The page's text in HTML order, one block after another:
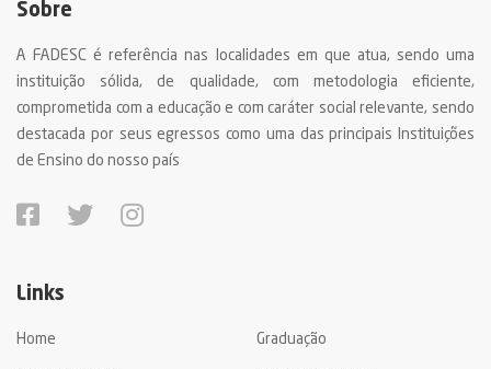
Sobre
A FADESC é referência nas localidades em que atua, sendo uma
instituição sólida, de qualidade, com metodologia eficiente,
comprometida com a educação e com caráter social relevante, sendo
destacada por seus egressos como uma das principais Instituições
de Ensino do nosso país
Links
Home Graduação